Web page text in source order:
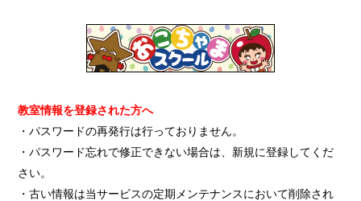
教室情報を登録された方へ
・パスワードの再発行は行っておりません。
・パスワード忘れで修正できない場合は、新規に登録してくだ
さい。
・古い情報は当サービスの定期メンテナンスにおいて削除され